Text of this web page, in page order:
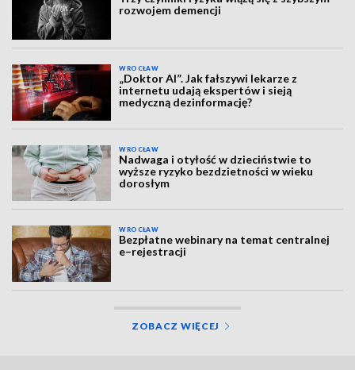
rozwojem demencji
WROCŁAW
„Doktor AI”. Jak fałszywi lekarze z
internetu udają ekspertów i sieją
medyczną dezinformację?
WROCŁAW
Nadwaga i otyłość w dzieciństwie to
wyższe ryzyko bezdzietności w wieku
dorosłym
WROCŁAW
Bezpłatne webinary na temat centralnej
e–rejestracji
ZOBACZ WIĘCEJ